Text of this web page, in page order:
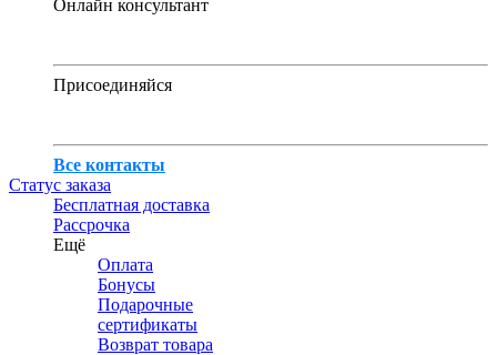
Онлайн консультант
Присоединяйся
Все контакты
Статус заказа
Бесплатная доставка
Рассрочка
Ещё
Оплата
Бонусы
Подарочные
сертификаты
Возврат товара